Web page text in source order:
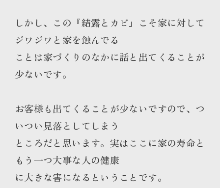
しかし、この『結露とカビ』こそ家に対して
ジワジワと家を蝕んでる
ことは家づくりのなかに話と出てくることが
少ないです。
お客様も出てくることが少ないですので、つ
いつい見落としてしまう
ところだと思います。実はここに家の寿命と
もう一つ大事な人の健康
に大きな害になるということです。